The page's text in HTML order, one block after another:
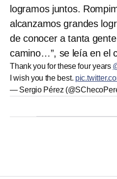
logramos juntos.
alcanzamos grandes
de conocer a tanta
camino…”, se leía en el
Thank you for these four years
I wish you the best.
— Sergio Pérez